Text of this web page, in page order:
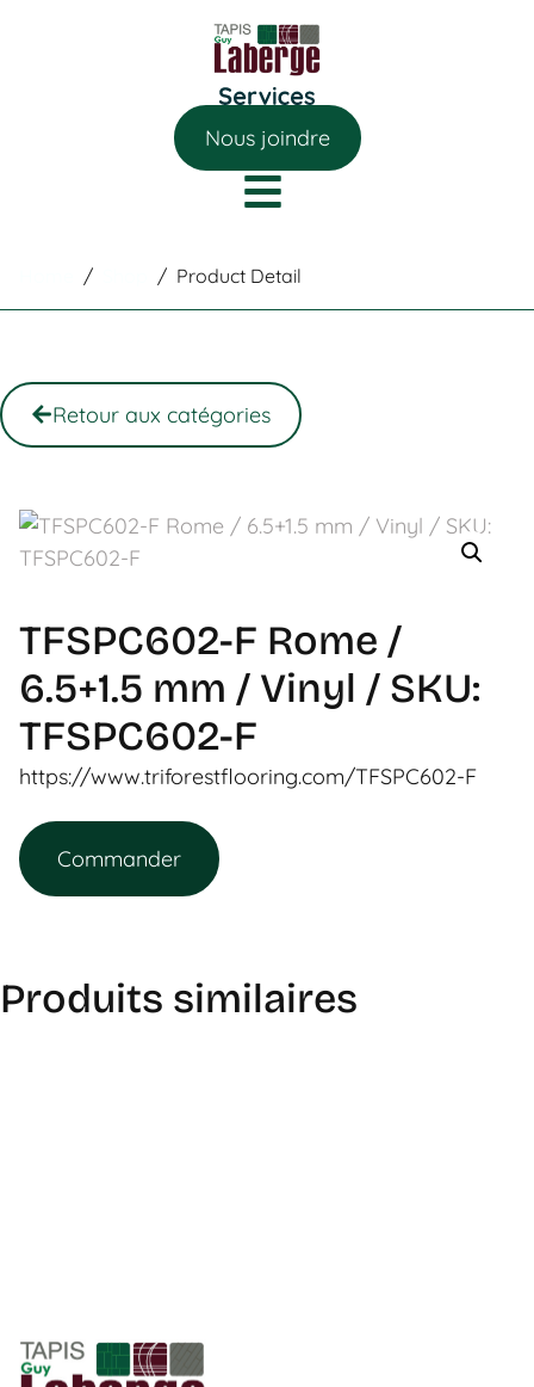
Nous joindre
/ / Product Detail
Retour aux catégories
TFSPC602-F Rome /
6.5+1.5 mm / Vinyl / SKU:
TFSPC602-F
https://www.triforestflooring.com/TFSPC602-F
Commander
Produits similaires